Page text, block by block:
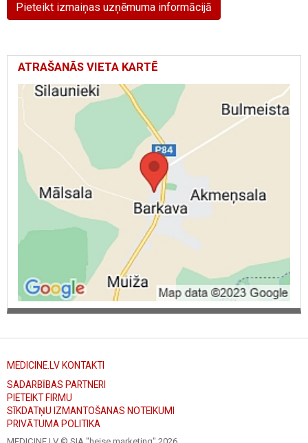
Pieteikt izmaiņas uzņēmuma informācijā
ATRAŠANĀS VIETA KARTĒ
MEDICINE.LV KONTAKTI
SADARBĪBAS PARTNERI
PIETEIKT FIRMU
SĪKDATŅU IZMANTOŠANAS NOTEIKUMI
PRIVĀTUMA POLITIKA